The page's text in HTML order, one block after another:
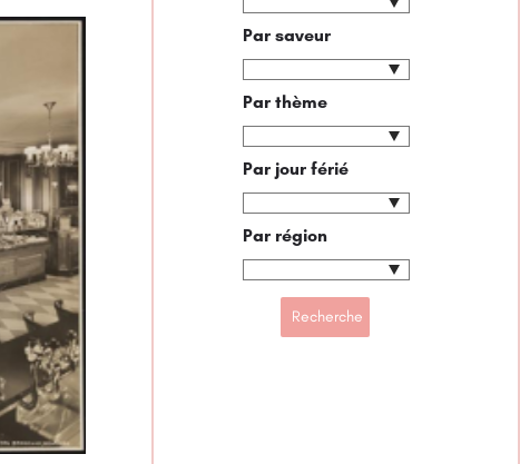
Par saveur
Par thème
Par jour férié
Par région